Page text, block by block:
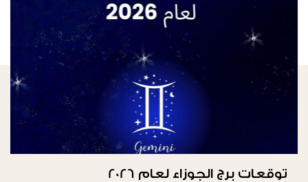
توقعات برج الجوزاء لعام 2026